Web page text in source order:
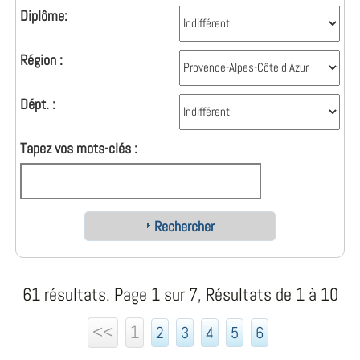
Diplôme:
Région :
Dépt. :
Tapez vos mots-clés :
Rechercher
61 résultats. Page 1 sur 7, Résultats de 1 à 10
<<
1 2 3 4 5 6